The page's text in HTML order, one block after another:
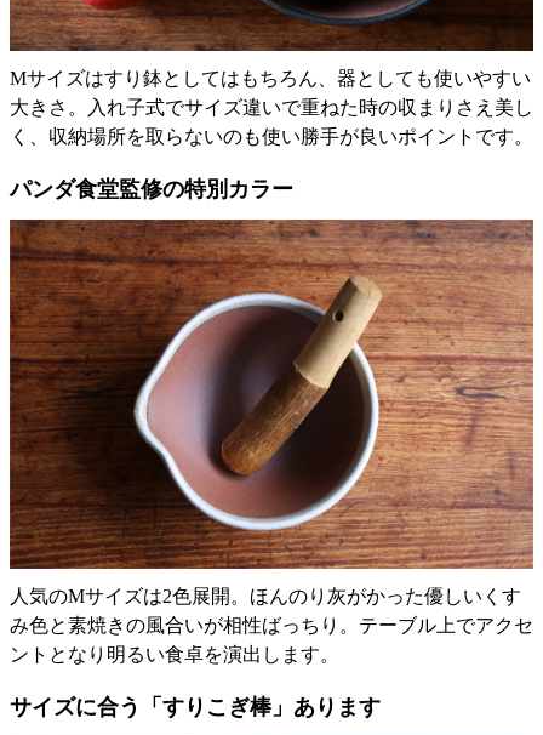
Mサイズはすり鉢としてはもちろん、器としても使いやすい
大きさ。入れ子式でサイズ違いで重ねた時の収まりさえ美し
く、収納場所を取らないのも使い勝手が良いポイントです。
パンダ食堂監修の特別カラー
人気のMサイズは2色展開。ほんのり灰がかった優しいくす
み色と素焼きの風合いが相性ばっちり。テーブル上でアクセ
ントとなり明るい食卓を演出します。
サイズに合う「すりこぎ棒」あります